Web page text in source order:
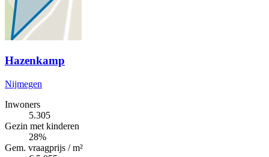
Hazenkamp
Nijmegen
Inwoners
5.305
Gezin met kinderen
28%
Gem. vraagprijs / m²